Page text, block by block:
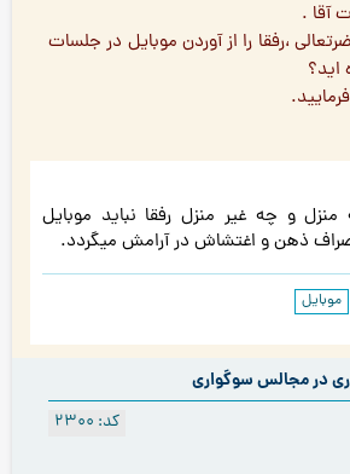
آقا .
،رفقا را از آوردن موبایل در جلسات
اید؟
و چه غیر منزل رفقا نباید موبایل
ذهن و اغتشاش در آرامش میگردد.
موبایل
در مجالس سوگواری
کد: 2300